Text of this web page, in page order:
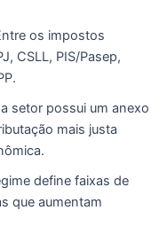
os impostos
CSLL, PIS/Pasep,
setor possui um anexo
mais justa
define faixas de
que aumentam